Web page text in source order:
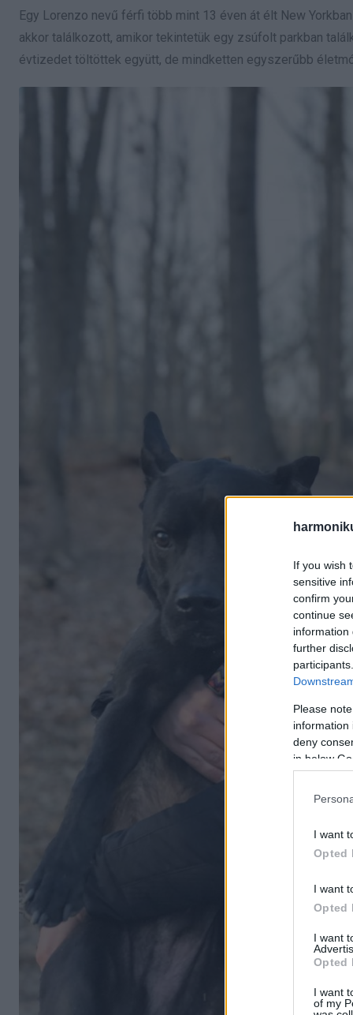
If you wish
sensitive
confirm
continue
information
further
Please
information
deny
in below
I want
Opted
I want
Opted
I want
Opted
I want
of my
Egy Lorenzo nevű férfi több mint 13 éven át élt New
akkor találkozott, amikor tekintetük egy zsúfolt parkban
évtizedet töltöttek együtt, de mindketten egyszerűbb